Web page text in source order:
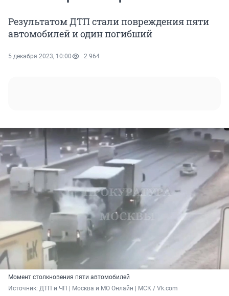
Результатом ДТП стали повреждения пяти
автомобилей и один погибший
5 декабря 2023, 10:00 2 964
Момент столкновения пяти автомобилей
Источник: ДТП и ЧП | Москва и МО Онлайн | МСК / Vk.com